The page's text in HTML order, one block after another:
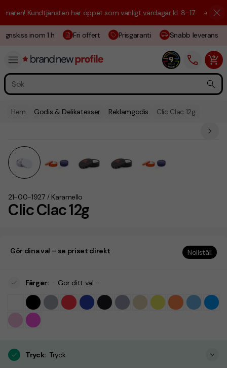
Kundtjänsten har öppet som vanligt vardagar kl. 8–17. ☀️ Vi är
inom 1 h Fri offert Prisgaranti Snabb leverans
Hem Godis & Delikatesser Reklamgodis Clic Clac 12g
Clic Clac 12g
21-00-1927 / Karamello
Gör dina val – se priset direkt Nollställ
Färger: - Gör ditt val -
Tryck: Tryck